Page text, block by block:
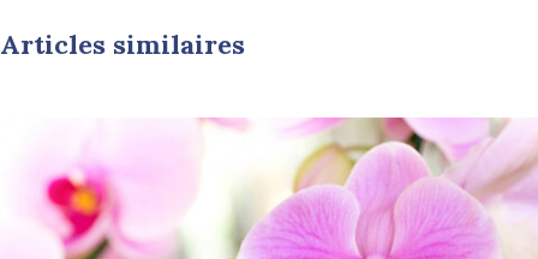
Articles similaires